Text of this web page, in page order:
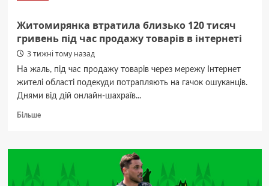
Житомирянка втратила близько 120 тисяч
гривень під час продажу товарів в інтернеті
3 тижні тому назад
На жаль, під час продажу товарів через мережу Інтернет
жителі області подекуди потрапляють на гачок ошуканців.
Днями від дій онлайн-шахраїв...
БільшеДокладніше
втратила
тисяч